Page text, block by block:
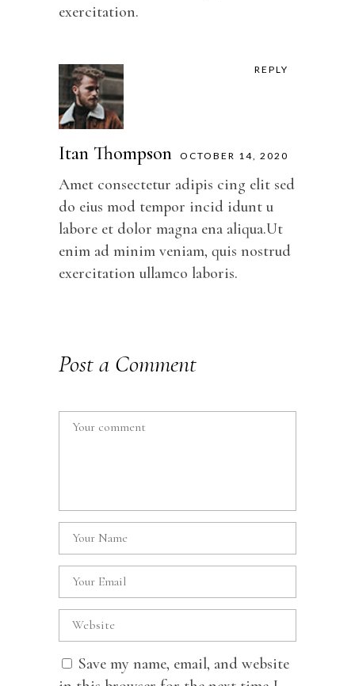
exercitation.
REPLY
Itan Thompson OCTOBER 14, 2020
Amet consectetur adipis cing elit sed
do eius mod tempor incid idunt u
labore et dolor magna ena aliqua.Ut
enim ad minim veniam, quis nostrud
exercitation ullamco laboris.
Post a Comment
Save my name, email, and website